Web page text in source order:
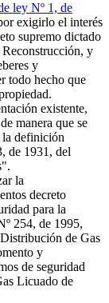
ley Nº 1, de
exigirlo el interés
supremo dictado
y
y
todo hecho que
existente,
manera que se
la definición
de 1931, del
la
decreto
para la
254, de 1995,
de Gas
y
de seguridad
Licuado de